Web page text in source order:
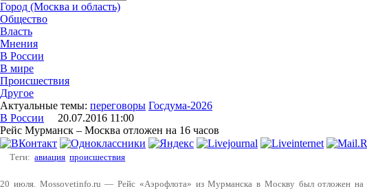
Город (Москва и область)
Общество
Власть
Мнения
В России
В мире
Происшествия
Другое
Актуальные темы: переговоры Госдума-2026
В России 20.07.2016 11:00
Рейс Мурманск – Москва отложен на 16 часов
Теги: авиация происшествия
20 июля. Mossovetinfo.ru — Рейс «Аэрофлота» из Мурманска в Москву был отложен на